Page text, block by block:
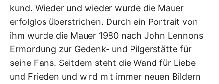
kund. Wieder und wieder wurde die Mauer
erfolglos überstrichen. Durch ein Portrait von
ihm wurde die Mauer 1980 nach John Lennons
Ermordung zur Gedenk- und Pilgerstätte für
seine Fans. Seitdem steht die Wand für Liebe
und Frieden und wird mit immer neuen Bildern